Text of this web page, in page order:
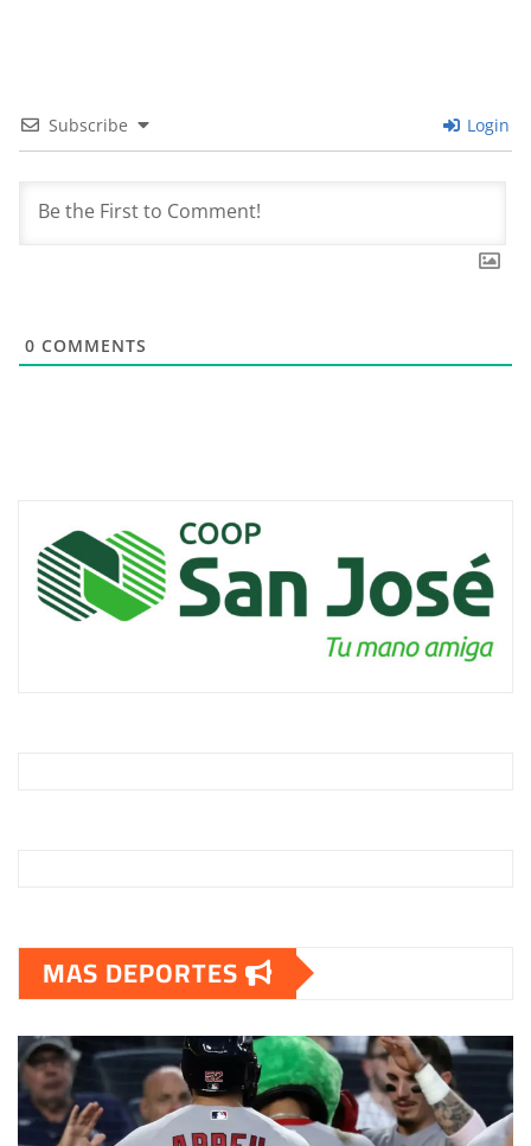
Subscribe Login
0 COMMENTS
MAS DEPORTES